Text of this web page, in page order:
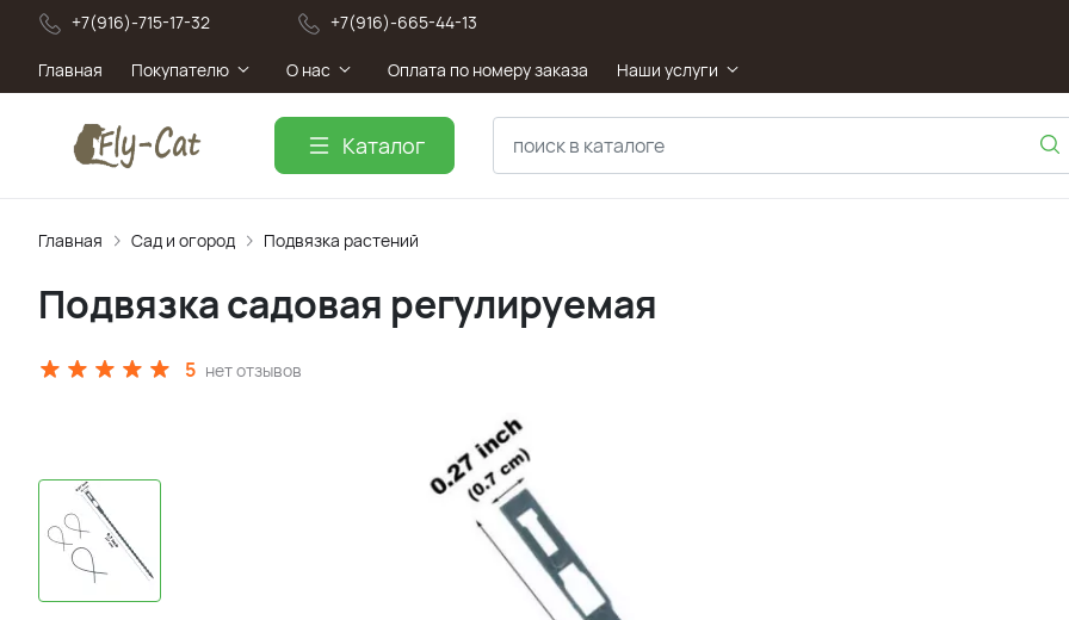
+7(916)-715-17-32 +7(916)-665-44-13
Главная Покупателю О нас Оплата по номеру заказа Наши услуги
Каталог
Главная Сад и огород Подвязка растений
Подвязка садовая регулируемая
5 нет отзывов